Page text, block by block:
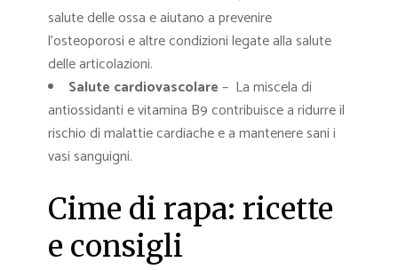
salute delle ossa e aiutano a prevenire
l’osteoporosi e altre condizioni legate alla salute
delle articolazioni.
Salute cardiovascolare– La miscela di
antiossidanti e vitamina B9 contribuisce a ridurre il
rischio di malattie cardiache e a mantenere sani i
vasi sanguigni.
Cime di rapa: ricette
e consigli